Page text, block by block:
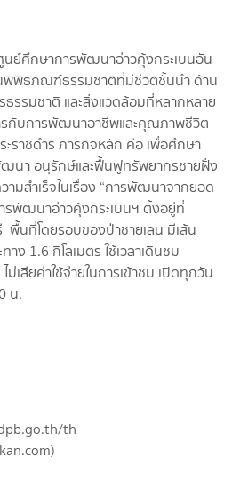
ศึกษาการพัฒนาอ่าวคุ้งกระเบนอัน
นพิพิธภัณฑ์ธรรมชาติที่มีชีวิตชั้นนํา ด้าน
รมชาติ และสิ่งแวดล้อมที่หลากหลาย
กับการพัฒนาอาชีพและคุณภาพชีวิต
ราชดําริ ภารกิจหลัก คือ เพื่อศึกษา
นา อนุรักษ์และฟื้นฟูทรัพยากรชายฝั่ง
มสําเร็จในเรื่อง “การพัฒนาจากยอด
รพัฒนาอ่าวคุ้งกระเบนฯ ตั้งอยู่ที่
พื้นที่โดยรอบของป่าชายเลน มีเส้น
ง 1.6 กิโลเมตร ใช้เวลาเดินชม
เสียค่าใช้จ่ายในการเข้าชม เปิดทุกวัน
น.
th